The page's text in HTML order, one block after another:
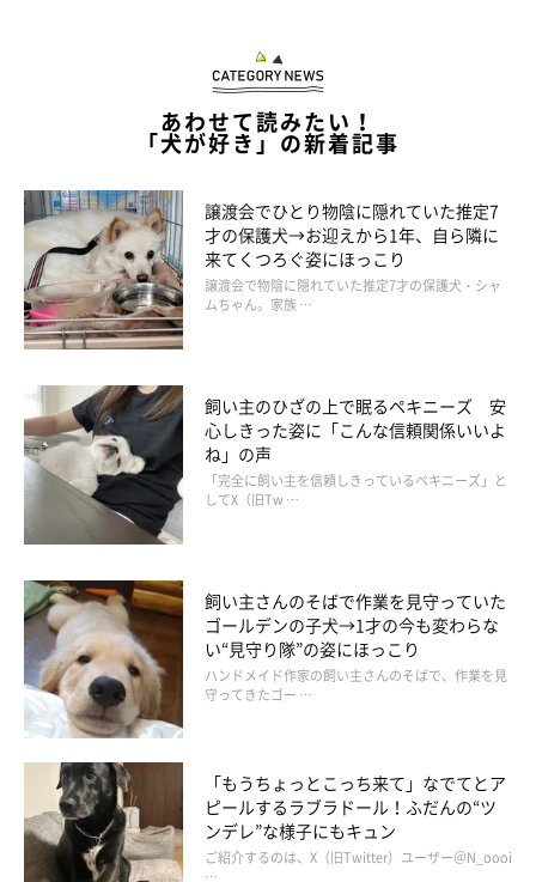
あわせて読みたい！
「犬が好き」の新着記事
譲渡会でひとり物陰に隠れていた推定7
才の保護犬→お迎えから1年、自ら隣に
来てくつろぐ姿にほっこり
譲渡会で物陰に隠れていた推定7才の保護犬・シャ
ムちゃん。家族 …
飼い主のひざの上で眠るペキニーズ 安
心しきった姿に「こんな信頼関係いいよ
ね」の声
「完全に飼い主を信頼しきっているペキニーズ」と
してX（旧Tw …
飼い主さんのそばで作業を見守っていた
ゴールデンの子犬→1才の今も変わらな
い“見守り隊”の姿にほっこり
ハンドメイド作家の飼い主さんのそばで、作業を見
守ってきたゴー …
「もうちょっとこっち来て」なでてとア
ピールするラブラドール！ふだんの“ツ
ンデレ”な様子にもキュン
ご紹介するのは、X（旧Twitter）ユーザー＠N_oooi
…